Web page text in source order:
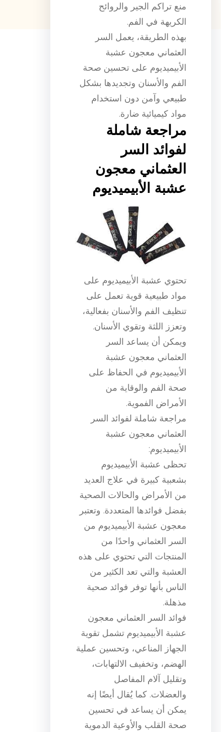
منع تراكم الجير والروائح
الكريهة في الفم.
بهذه الطريقة، يعمل السر
العثماني معجون عشبة
الأبيميديوم على تحسين صحة
الفم والأسنان وتجديدها بشكل
طبيعي وآمن دون استخدام
مواد كيميائية ضارة.
مراجعة شاملة
لفوائد السر
العثماني معجون
عشبة الأبيميديوم
تحتوي عشبة الأبيميديوم على
مواد طبيعية قوية تعمل على
تنظيف الفم والأسنان بفعالية،
وتعزز اللثة وتقوي الأسنان.
ويمكن أن يساعد السر
العثماني معجون عشبة
الأبيميديوم في الحفاظ على
صحة الفم والوقاية من
الأمراض الفموية.
مراجعة شاملة لفوائد السر
العثماني معجون عشبة
الأبيميديوم:
تحظى عشبة الأبيميديوم
بشعبية كبيرة في علاج العديد
من الأمراض والحالات الصحية
بفضل فوائدها المتعددة. وتعتبر
معجون عشبة الأبيميديوم من
السر العثماني واحدًا من
المنتجات التي تحتوي على هذه
العشبة والتي تعد الكثير من
الناس بأنها توفر فوائد صحية
مذهلة.
فوائد السر العثماني معجون
عشبة الأبيميديوم تشمل تقوية
الجهاز المناعي، وتحسين عملية
الهضم، وتخفيف الالتهابات،
وتقليل آلام المفاصل
والعضلات. كما يُقال أيضًا إنه
يمكن أن يساعد في تحسين
صحة القلب والأوعية الدموية